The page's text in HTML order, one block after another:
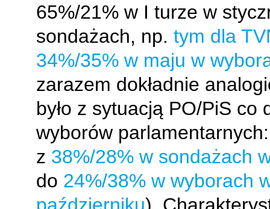
65%/21% w I turze w
sondażach, np. tym dla
34%/35% w maju w
zarazem dokładnie
było z sytuacją PO/PiS co
wyborów
z 38%/28% w sondażach
do 24%/38% w wyborach